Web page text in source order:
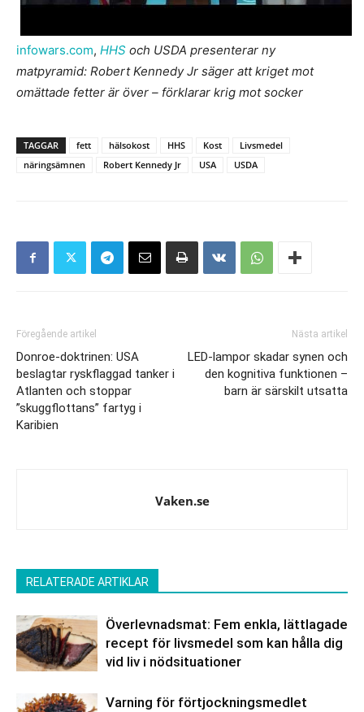
infowars.com, HHS och USDA presenterar ny
matpyramid: Robert Kennedy Jr säger att kriget mot
omättade fetter är över – förklarar krig mot socker
TAGGAR fett hälsokost HHS Kost
Livsmedel
näringsämnen
Robert Kennedy Jr USA USDA
Föregående artikel
Donroe-doktrinen: USA
beslagtar ryskflaggad tanker i
Atlanten och stoppar
”skuggflottans” fartyg i
Karibien
Nästa artikel
LED-lampor skadar synen och
den kognitiva funktionen –
barn är särskilt utsatta
Vaken.se
RELATERADE ARTIKLAR
Överlevnadsmat: Fem enkla, lättlagade
recept för livsmedel som kan hålla dig
vid liv i nödsituationer
Varning för förtjockningsmedlet